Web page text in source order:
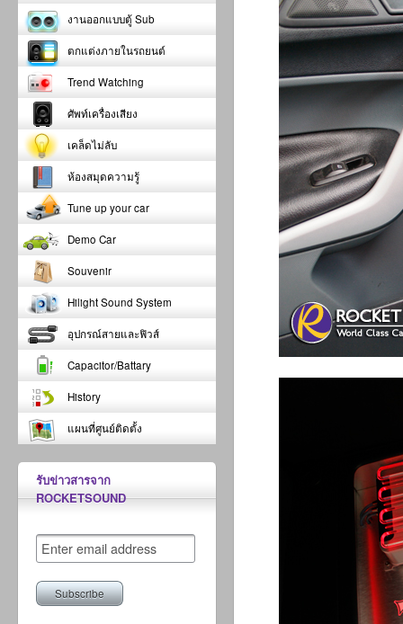
งานออกแบบตู้ Sub
ตกแต่งภายในรถยนต์
Trend Watching
ศัพท์เครื่องเสียง
เคล็ดไม่ลับ
ห้องสมุดความรู้
Tune up your car
Demo Car
Souvenir
Hilight Sound System
อุปกรณ์สายและฟิวส์
Capacitor/Battary
History
แผนที่ศูนย์ติดตั้ง
รับข่าวสารจาก
ROCKETSOUND